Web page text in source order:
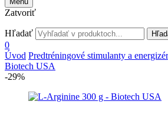
Zatvoriť
Hľadať
0
Úvod Predtréningové stimulanty a
Biotech USA
-29%